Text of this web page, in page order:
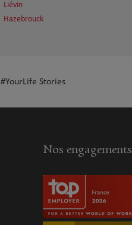
Liévin
Hazebrouck
#YourLife Stories
Nos engagements